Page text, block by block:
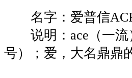
名字：爱普信
说明：ace（一流
号）；爱，大名鼎鼎